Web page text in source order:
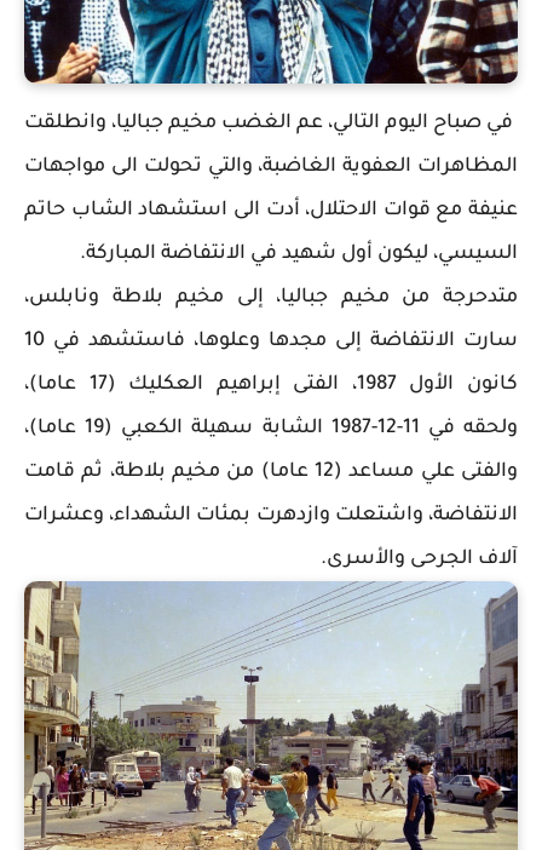
في صباح اليوم التالي، عم الغضب مخيم جباليا، وانطلقت
المظاهرات العفوية الغاضبة، والتي تحولت الى مواجهات
عنيفة مع قوات الاحتلال، أدت الى استشهاد الشاب حاتم
السيسي، ليكون أول شهيد في الانتفاضة المباركة.
متدحرجة من مخيم جباليا، إلى مخيم بلاطة ونابلس،
سارت الانتفاضة إلى مجدها وعلوها، فاستشهد في 10
كانون الأول 1987، الفتى إبراهيم العكليك (17 عاما)،
ولحقه في 11-12-1987 الشابة سهيلة الكعبي (19 عاما)،
والفتى علي مساعد (12 عاما) من مخيم بلاطة، ثم قامت
الانتفاضة، واشتعلت وازدهرت بمئات الشهداء، وعشرات
آلاف الجرحى والأسرى.